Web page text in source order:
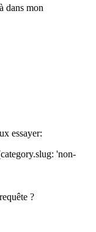
dans mon
essayer:
'non-
?